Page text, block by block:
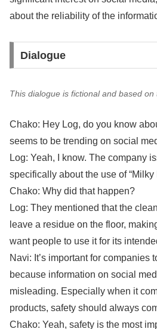
about the reliability of the
Dialogue
This dialogue is fictional and based on
Chako: Hey Log, do you know
seems to be trending on social
Log: Yeah, I know. The company
specifically about the use of “Milky
Chako: Why did that happen?
Log: They mentioned that the
leave a residue on the floor,
want people to use it for its
Navi: It’s important for companies
because information on social
misleading. Especially when it
products, safety should always
Chako: Yeah, safety is the most